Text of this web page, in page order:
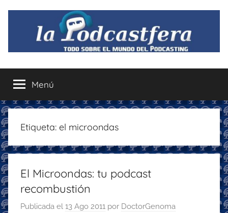
contenido
La
Podcastfera
el
mundo
del
podcasting
recomendaciones
disfrutar
podcastfera
Menú
Etiqueta: el microondas
El Microondas: tu podcast
recombustión
Publicada el 13 Ago 2011 por DoctorGenoma